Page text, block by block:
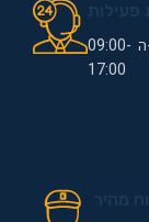
ימי חול א-ה 09:00-
17:00